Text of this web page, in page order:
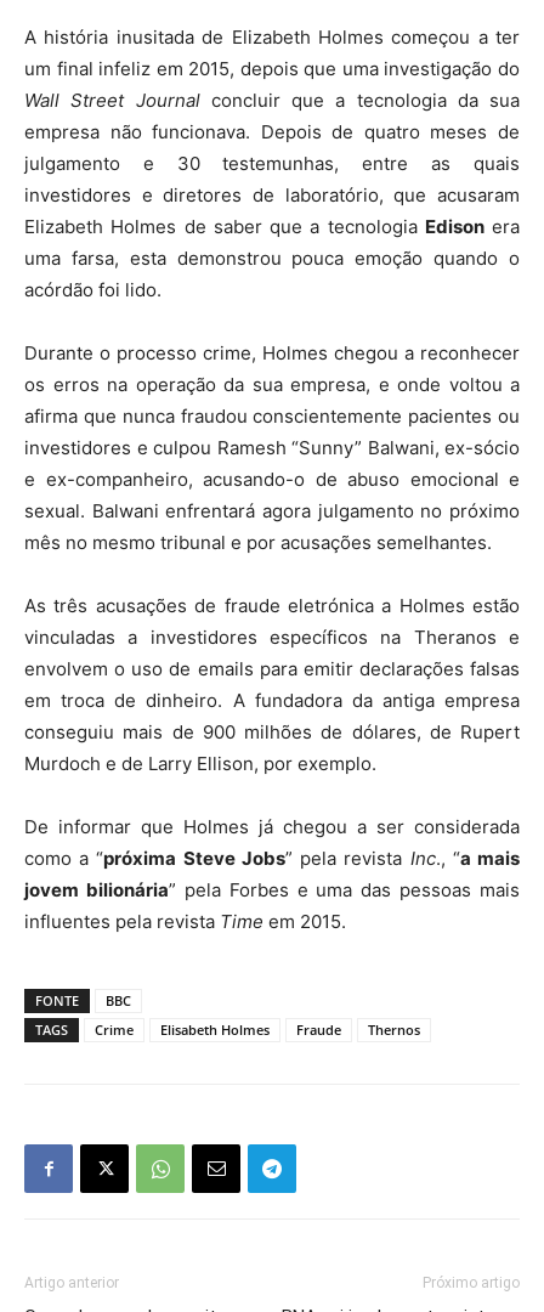
A história inusitada de Elizabeth Holmes começou a ter
um final infeliz em 2015, depois que uma investigação do
Wall Street Journalconcluir que a tecnologia da sua
empresa não funcionava. Depois de quatro meses de
julgamento e 30 testemunhas, entre as quais
investidores e diretores de laboratório, que acusaram
Elizabeth Holmes de saber que a tecnologia Edisonera
uma farsa, esta demonstrou pouca emoção quando o
acórdão foi lido.
Durante o processo crime, Holmes chegou a reconhecer
os erros na operação da sua empresa, e onde voltou a
afirma que nunca fraudou conscientemente pacientes ou
investidores e culpou Ramesh “Sunny” Balwani, ex-sócio
e ex-companheiro, acusando-o de abuso emocional e
sexual. Balwani enfrentará agora julgamento no próximo
mês no mesmo tribunal e por acusações semelhantes.
As três acusações de fraude eletrónica a Holmes estão
vinculadas a investidores específicos na Theranos e
envolvem o uso de emails para emitir declarações falsas
em troca de dinheiro. A fundadora da antiga empresa
conseguiu mais de 900 milhões de dólares, de Rupert
Murdoch e de Larry Ellison, por exemplo.
De informar que Holmes já chegou a ser considerada
como a “próxima Steve Jobs” pela revista Inc., “a mais
jovem bilionária” pela Forbes e uma das pessoas mais
influentes pela revista Time em 2015.
FONTE
BBC
TAGS
Crime Elisabeth Holmes Fraude Thernos
Artigo anterior Próximo artigo